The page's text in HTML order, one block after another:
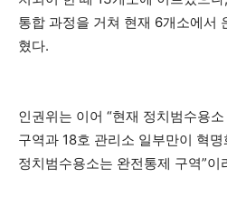
통합 과정을 거쳐 현재 6개소에서
혔다.
인권위는 이어 “현재 정치범수용
구역과 18호 관리소 일부만이 혁
정치범수용소는 완전통제 구역”이